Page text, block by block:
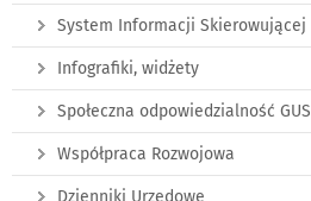
System Informacji Skierowującej
Infografiki, widżety
Społeczna odpowiedzialność GUS
Współpraca Rozwojowa